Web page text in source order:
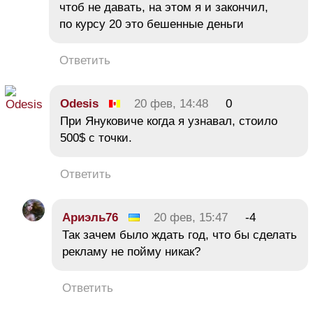
чтоб не давать, на этом я и закончил,
по курсу 20 это бешенные деньги
Ответить
Odesis 20 фев, 14:48
0
При Януковиче когда я узнавал, стоило
500$ c точки.
Ответить
Ариэль76 20 фев, 15:47
-4
Так зачем было ждать год, что бы сделать
рекламу не пойму никак?
Ответить